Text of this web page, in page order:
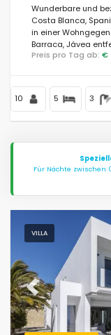
Wunderbare und
Costa Blanca,
in einer
Barraca, Jávea
Preis pro Tag ab: €
10 5 3
Für Nächte
VILLA
Previous